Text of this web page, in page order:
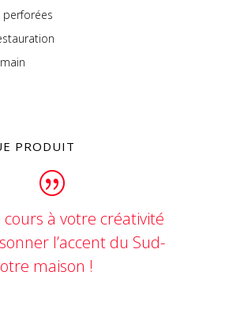
perforées
PRODUIT
à votre créativité
l’accent du Sud-
maison !